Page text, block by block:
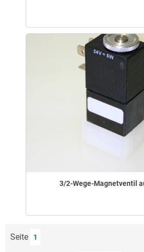
3/2-Wege-Magnetventil
Seite 1